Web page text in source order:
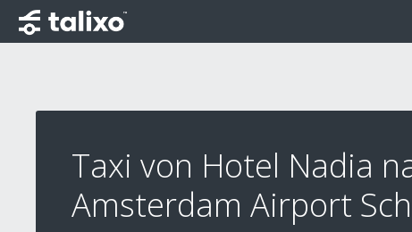
Taxi von Hotel Nadia
Amsterdam Airport